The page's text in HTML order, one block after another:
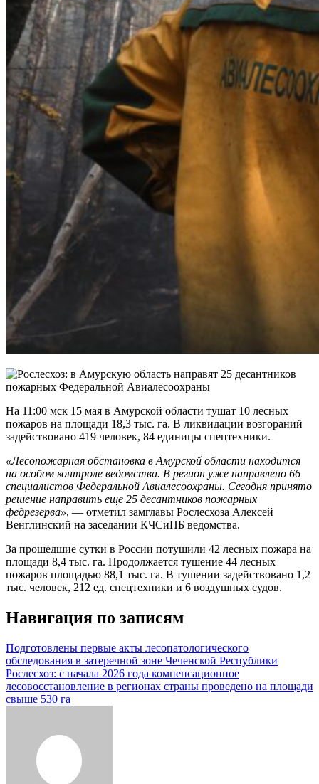
На 11:00 мск 15 мая в Амурской области тушат 10 лесных
пожаров на площади 18,3 тыс. га. В ликвидации возгораний
задействовано 419 человек, 84 единицы спецтехники.
«Лесопожарная обстановка в Амурской области находится
на особом контроле ведомства. В регион уже направлено 66
специалистов Федеральной Авиалесоохраны. Сегодня принято
решение направить еще 25 десантников пожарных
федрезерва», — отметил замглавы Рослесхоза Алексей
Венглинский на заседании КЧСиПБ ведомства.
За прошедшие сутки в России потушили 42 лесных пожара на
площади 8,4 тыс. га. Продолжается тушение 44 лесных
пожаров площадью 88,1 тыс. га. В тушении задействовано 1,2
тыс. человек, 212 ед. спецтехники и 6 воздушных судов.
Навигация по записям
Подготовлены первые акты лесопатологического
обследования в затеречной зоне Чеченской Республики
Рослесхоз: с начала 2026 года компенсационное
лесовосстановление в регионах страны проведено на площади
свыше 530 га